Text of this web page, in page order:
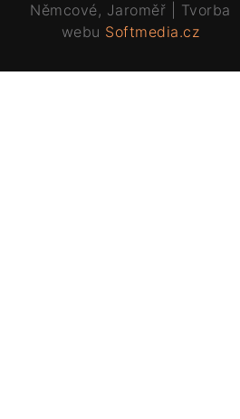
Němcové, Jaroměř | Tvorba
webu Softmedia.cz